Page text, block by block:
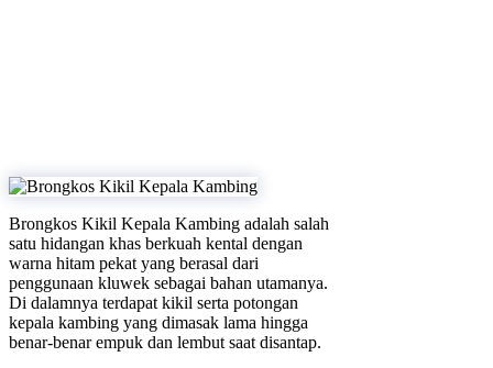
Brongkos Kikil Kepala Kambing adalah salah
satu hidangan khas berkuah kental dengan
warna hitam pekat yang berasal dari
penggunaan kluwek sebagai bahan utamanya.
Di dalamnya terdapat kikil serta potongan
kepala kambing yang dimasak lama hingga
benar-benar empuk dan lembut saat disantap.